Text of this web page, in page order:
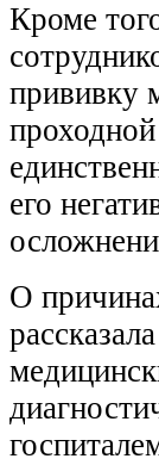
Кроме
прививку
его
О